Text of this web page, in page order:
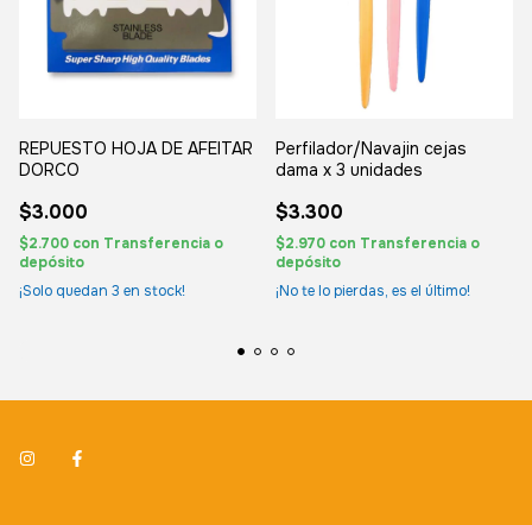
REPUESTO HOJA DE AFEITAR
DORCO
$3.000
$2.700 con Transferencia o
depósito
¡Solo quedan 3 en stock!
Perfilador/Navajin cejas
dama x 3 unidades
$3.300
$2.970 con Transferencia o
depósito
¡No te lo pierdas, es el último!